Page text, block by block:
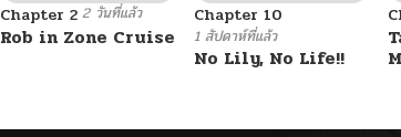
10/24/
Chapter 2 2 วันที่แล้ว
Rob in Zone Cruise
Chapter 10
1 สัปดาห์ที่แล้ว
No Lily, No Life!!